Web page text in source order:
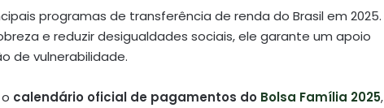
programas de transferência de renda do Brasil em 2025.
e reduzir desigualdades sociais, ele garante um apoio
de vulnerabilidade.
calendário oficial de pagamentos do Bolsa Família 2025,